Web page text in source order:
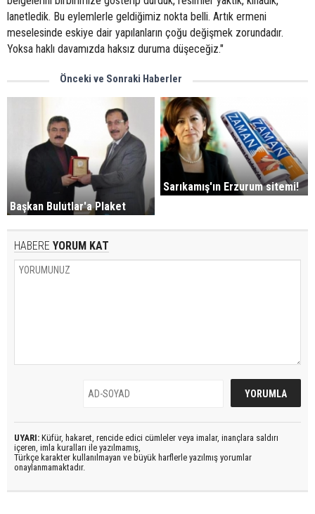
lanetledik. Bu eylemlerle geldiğimiz nokta belli. Artık ermeni
meselesinde eskiye dair yapılanların çoğu değişmek zorundadır.
Yoksa haklı davamızda haksız duruma düşeceğiz."
Önceki ve Sonraki Haberler
Başkan Bulutlar'a Plaket
Sarıkamış'ın Erzurum sitemi!
HABERE YORUM KAT
UYARI: Küfür, hakaret, rencide edici cümleler veya imalar, inançlara saldırı
içeren, imla kuralları ile yazılmamış,
Türkçe karakter kullanılmayan ve büyük harflerle yazılmış yorumlar
onaylanmamaktadır.